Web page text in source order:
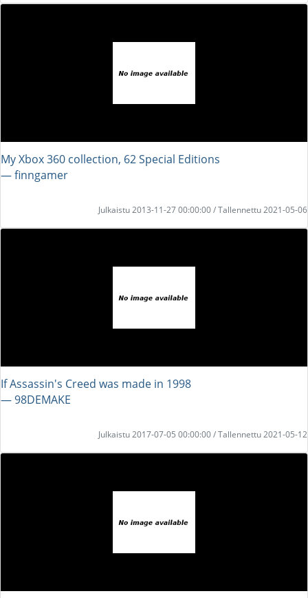
My Xbox 360 collection, 62 Special Editions
― finngamer
Julkaistu 2013-11-27 00:00:00 / Tallennettu 2021-05-06
If Assassin's Creed was made in 1998
― 98DEMAKE
Julkaistu 2017-07-05 00:00:00 / Tallennettu 2021-05-12